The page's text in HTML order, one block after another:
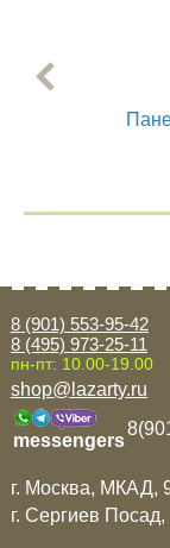
8 (901) 553-95-42
8 (495) 973-25-11
пн-пт: 10.00-19.00
shop@lazarty.ru
messengers
г. Москва, МКАД,
г. Сергиев